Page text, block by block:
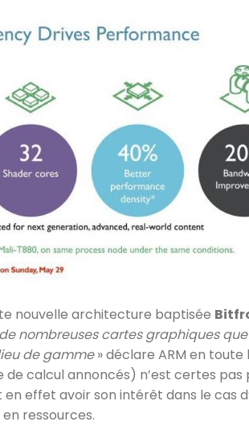
nouvelle architecture baptisée
nombreuses cartes graphiques que
de gamme» déclare ARM en
de calcul annoncés) n’est certes
effet avoir son intérêt dans le cas
ressources.